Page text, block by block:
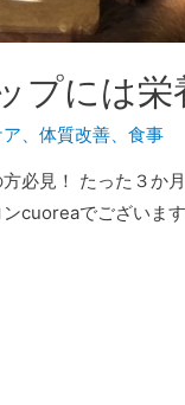
プには
、体質改善、食事
必見！ たった３か
cuoreaでございま